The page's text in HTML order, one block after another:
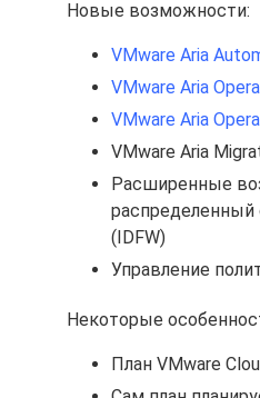
Новые возможности:
VMware Aria
VMware Aria
VMware Aria
VMware Aria
Расширенные
(IDFW)
Управление
Некоторые
План VMware